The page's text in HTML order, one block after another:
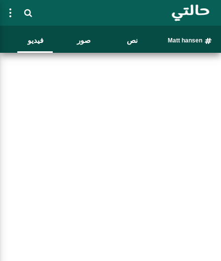
Matt hansen نص صور فيديو